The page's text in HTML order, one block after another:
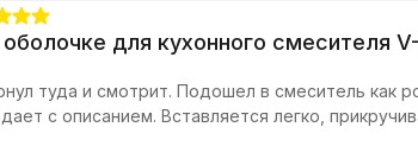
оболочке для кухонного смесителя
туда и смотрит. Подошел в смеситель как
с описанием. Вставляется легко,